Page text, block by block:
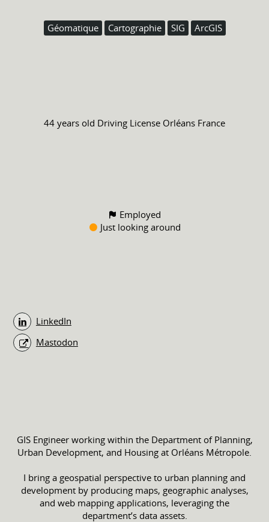
Géomatique Cartographie SIG ArcGIS
44 years old Driving License Orléans France
Employed
Just looking around
LinkedIn
Mastodon
GIS Engineer working within the Department of Planning,
Urban Development, and Housing at Orléans Métropole.
I bring a geospatial perspective to urban planning and
development by producing maps, geographic analyses,
and web mapping applications, leveraging the
department’s data assets.